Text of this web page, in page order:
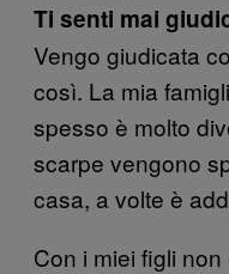
Ti senti mai
Vengo giudicata
così. La mia
spesso è molto
scarpe vengono
casa, a volte è
Con i miei figli